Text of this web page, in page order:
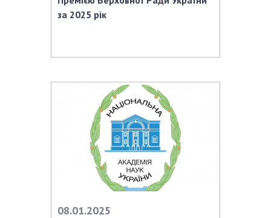
за 2025 рік
08.01.2025